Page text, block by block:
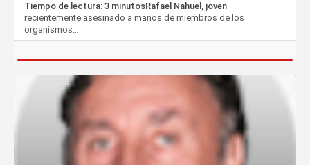
Tiempo de lectura: 3 minutosRafael Nahuel, joven
recientemente asesinado a manos de miembros de los
organismos…